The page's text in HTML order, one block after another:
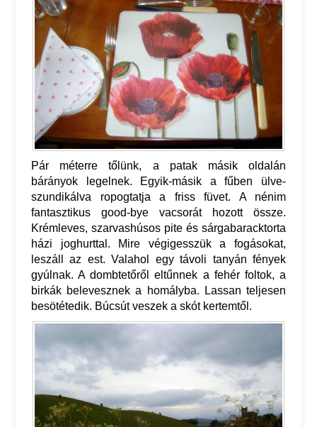
Pár méterre tőlünk, a patak másik oldalán
bárányok legelnek. Egyik-másik a fűben ülve-
szundikálva ropogtatja a friss füvet. A nénim
fantasztikus good-bye vacsorát hozott össze.
Krémleves, szarvashúsos pite és sárgabaracktorta
házi joghurttal. Mire végigesszük a fogásokat,
leszáll az est. Valahol egy távoli tanyán fények
gyúlnak. A dombtetőről eltűnnek a fehér foltok, a
birkák belevesznek a homályba. Lassan teljesen
besötétedik. Búcsút veszek a skót kertemtől.